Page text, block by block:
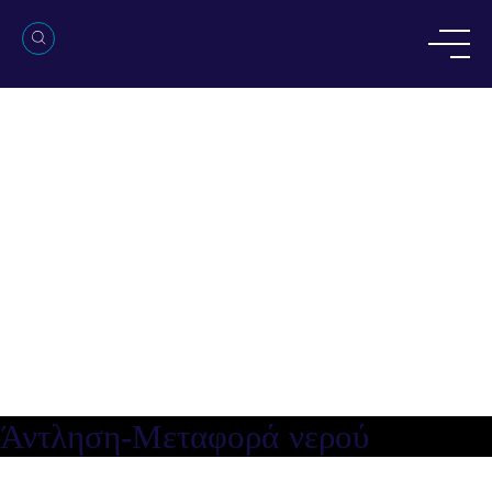
Άντληση-Μεταφορά νερού
Άντληση-Μεταφορά νερού